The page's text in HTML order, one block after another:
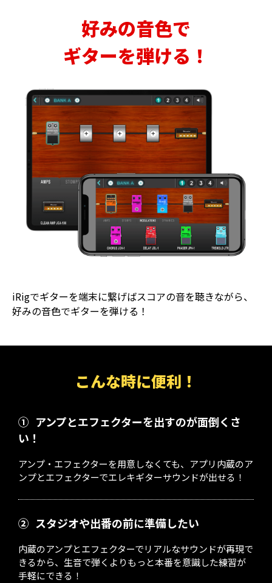
好みの音色で
ギターを弾ける！
iRigでギターを端末に繋げばスコアの音を聴きながら、
好みの音色でギターを弾ける！
こんな時に便利！
① アンプとエフェクターを出すのが面倒くさ
い！
アンプ・エフェクターを用意しなくても、アプリ内蔵のア
ンプとエフェクターでエレキギターサウンドが出せる！
② スタジオや出番の前に準備したい
内蔵のアンプとエフェクターでリアルなサウンドが再現で
きるから、生音で弾くよりもっと本番を意識した練習が
手軽にできる！